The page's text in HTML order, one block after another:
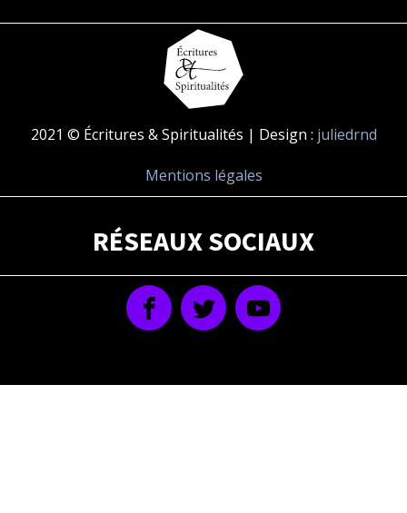
2021 © Écritures & Spiritualités | Design : juliedrnd
Mentions légales
RÉSEAUX SOCIAUX